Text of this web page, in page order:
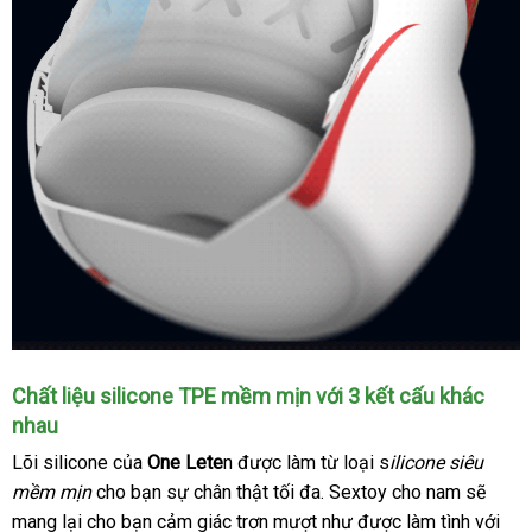
Thiết
kế
thông
minh
tốt
nhất
với
nguyên
Chất liệu silicone TPE mềm mịngiao
với 3 kết cấu khác
nhau
Lõi silicone theo
yêu
cầu
của One Leten ở
đâu
uy
được làm từ loại silicone siêu
mềm mịncho bạn sự chân thật tối đato
. Sextoy cho nam giá
sỉ
sẽ
mang lại cho bạn cảm giác trơn mượt như chất
được làm tình sản
với